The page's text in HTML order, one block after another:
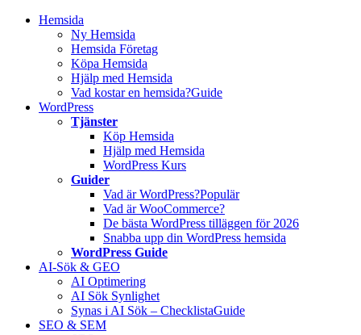
Hemsida
Ny Hemsida
Hemsida Företag
Köpa Hemsida
Hjälp med Hemsida
Vad kostar en hemsida?Guide
WordPress
Tjänster
Köp Hemsida
Hjälp med Hemsida
WordPress Kurs
Guider
Vad är WordPress?Populär
Vad är WooCommerce?
De bästa WordPress tilläggen för 2026
Snabba upp din WordPress hemsida
WordPress Guide
AI-Sök & GEO
AI Optimering
AI Sök Synlighet
Synas i AI Sök – ChecklistaGuide
SEO & SEM